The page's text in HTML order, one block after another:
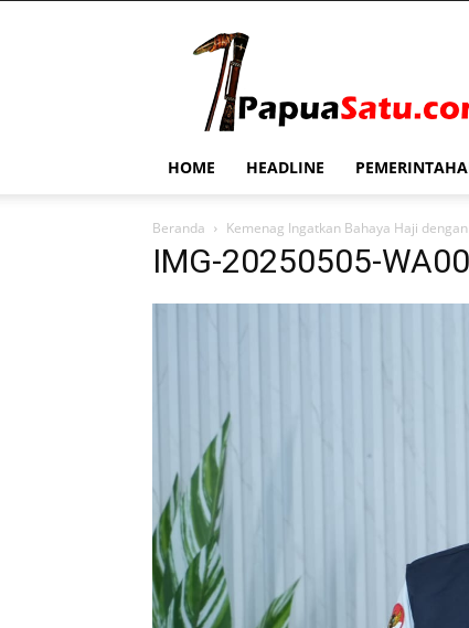
HOME HEADLINE
Beranda Kemenag Ingatkan Bahaya Haji
IMG-20250505-